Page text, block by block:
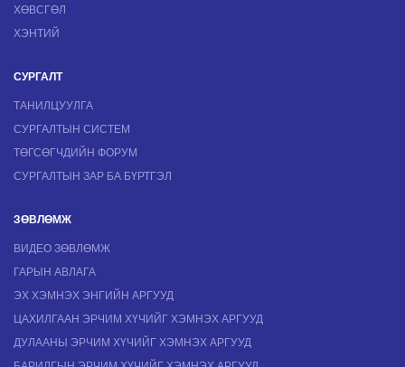
ХӨВСГӨЛ
ХЭНТИЙ
СУРГАЛТ
ТАНИЛЦУУЛГА
СУРГАЛТЫН СИСТЕМ
ТӨГСӨГЧДИЙН ФОРУМ
СУРГАЛТЫН ЗАР БА БҮРТГЭЛ
ЗӨВЛӨМЖ
ВИДЕО ЗӨВЛӨМЖ
ГАРЫН АВЛАГА
ЭХ ХЭМНЭХ ЭНГИЙН АРГУУД
ЦАХИЛГААН ЭРЧИМ ХҮЧИЙГ ХЭМНЭХ АРГУУД
ДУЛААНЫ ЭРЧИМ ХҮЧИЙГ ХЭМНЭХ АРГУУД